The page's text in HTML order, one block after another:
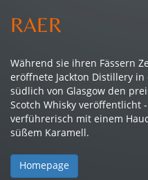
RAER
Während sie ihren Fässern
eröffnete Jackton Distillery
südlich von Glasgow den
Scotch Whisky veröffentlicht
verführerisch mit einem
süßem Karamell.
Homepage